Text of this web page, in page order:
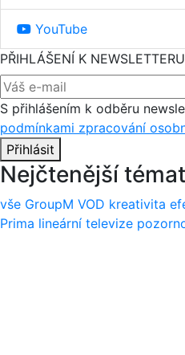
YouTube
PŘIHLÁŠENÍ K NEWSLETTERU
S přihlášením k odběru
podmínkami zpracování
Přihlásit
Nejčtenější
vše GroupM VOD kreativita
Prima lineární televize